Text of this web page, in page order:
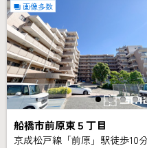
画像多数
船橋市前原東５丁目
京成松戸線「前原」駅徒歩10